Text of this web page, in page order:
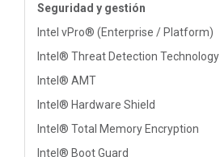
Seguridad y gestión
Intel vPro® (Enterprise / Platform)
Intel® Threat Detection Technology
Intel® AMT
Intel® Hardware Shield
Intel® Total Memory Encryption
Intel® Boot Guard